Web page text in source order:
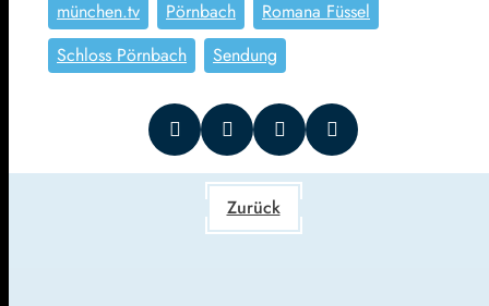
münchen.tv
Pörnbach
Romana Füssel
Schloss Pörnbach
Sendung
Zurück